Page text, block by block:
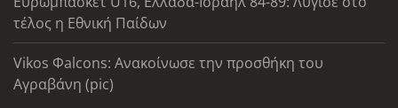
τέλος η Εθνική Παίδων
Vikos Φalcons: Ανακοίνωσε την προσθήκη του
Αγραβάνη (pic)